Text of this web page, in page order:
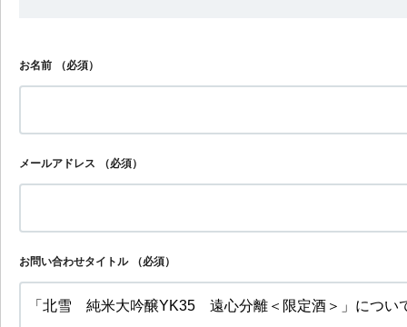
お名前 （必須）
メールアドレス （必須）
お問い合わせタイトル （必須）